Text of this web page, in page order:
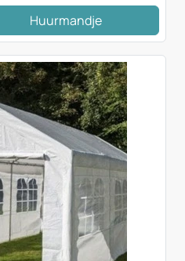
Huurmandje